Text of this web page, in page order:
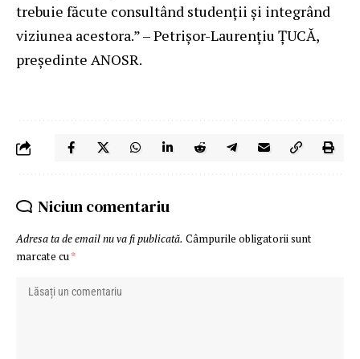
trebuie făcute consultând studenții și integrând
viziunea acestora.” – Petrișor-Laurențiu ȚUCĂ,
președinte ANOSR.
Niciun comentariu
Adresa ta de email nu va fi publicată. Câmpurile obligatorii sunt
marcate cu *